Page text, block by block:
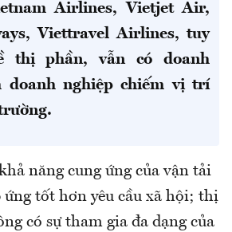
Airlines, Vietjet Air,
Viettravel Airlines, tuy
thị phần, vẫn có doanh
doanh nghiệp chiếm vị trí
năng cung ứng của vận tải
ứng tốt hơn yêu cầu xã hội; thị
có sự tham gia đa dạng của